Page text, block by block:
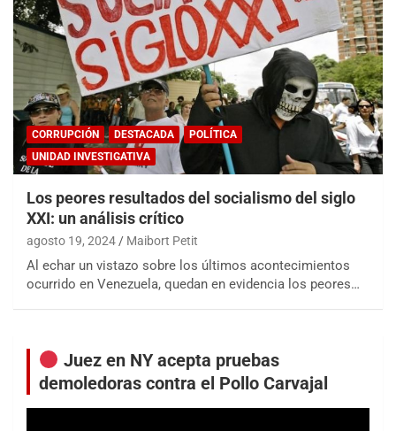
CORRUPCIÓN DESTACADA
POLÍTICA
UNIDAD INVESTIGATIVA
Los peores resultados del socialismo del siglo
XXI: un análisis crítico
agosto 19, 2024 Maibort Petit
Al echar un vistazo sobre los últimos acontecimientos
ocurrido en Venezuela, quedan en evidencia los peores…
Juez en NY acepta pruebas
demoledoras contra el Pollo Carvajal